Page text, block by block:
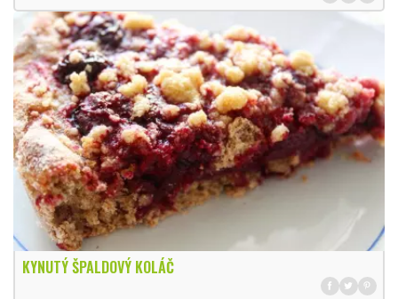
KYNUTÝ ŠPALDOVÝ KOLÁČ